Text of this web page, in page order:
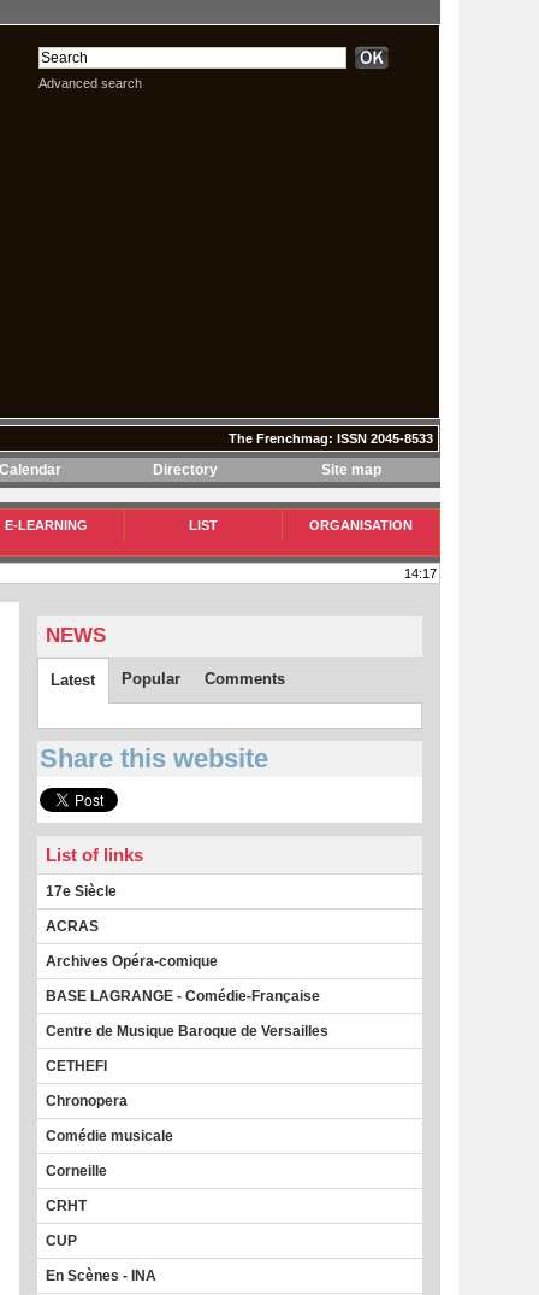
Advanced search
The Frenchmag: ISSN 2045-8533
Calendar Directory Site map
E-LEARNING LIST ORGANISATION
14:17
NEWS
Latest Popular Comments
Share this website
List of links
17e Siècle
ACRAS
Archives Opéra-comique
BASE LAGRANGE - Comédie-Française
Centre de Musique Baroque de Versailles
CETHEFI
Chronopera
Comédie musicale
Corneille
CRHT
CUP
En Scènes - INA